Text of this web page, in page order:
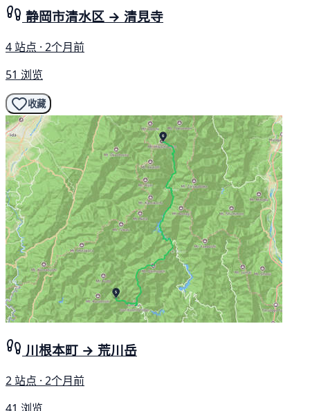
静岡市清水区 → 清見寺
4 站点 · 2个月前
51 浏览
收藏
川根本町 → 荒川岳
2 站点 · 2个月前